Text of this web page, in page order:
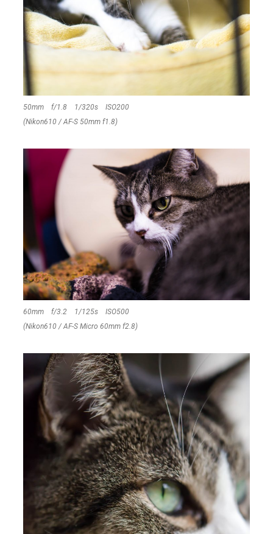
50mm f/1.8 1/320s ISO200
(Nikon610 / AF-S 50mm f1.8)
60mm f/3.2 1/125s ISO500
(Nikon610 / AF-S Micro 60mm f2.8)